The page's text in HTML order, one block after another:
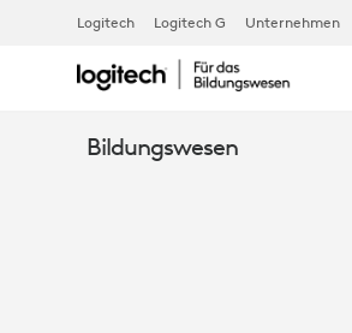
WIE
EINFACHE
Logitech Logitech G Unternehmen
Bildungswesen